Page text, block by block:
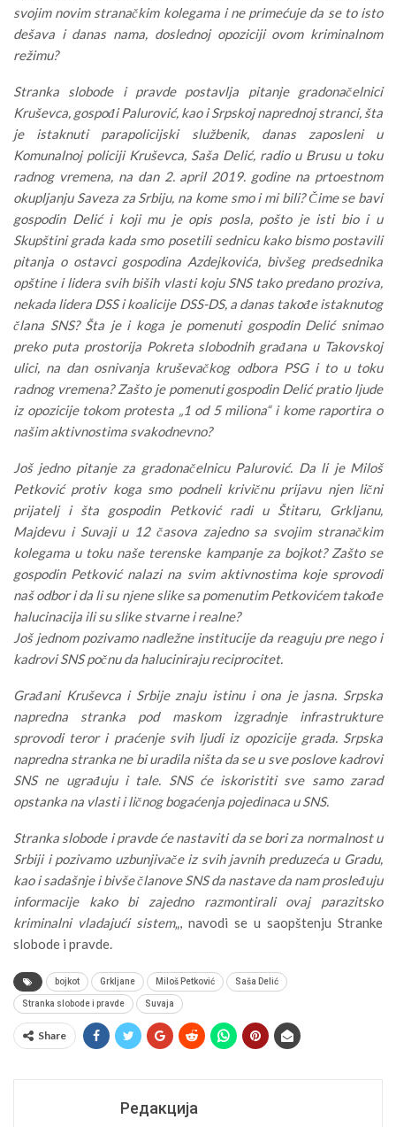
svojim novim stranačkim kolegama i ne primećuje da se to isto
dešava i danas nama, doslednoj opoziciji ovom kriminalnom
režimu?
Stranka slobode i pravde postavlja pitanje gradonačelnici
Kruševca, gospođi Palurović, kao i Srpskoj naprednoj stranci, šta
je istaknuti parapolicijski službenik, danas zaposleni u
Komunalnoj policiji Kruševca, Saša Delić, radio u Brusu u toku
radnog vremena, na dan 2. april 2019. godine na prtoestnom
okupljanju Saveza za Srbiju, na kome smo i mi bili? Čime se bavi
gospodin Delić i koji mu je opis posla, pošto je isti bio i u
Skupštini grada kada smo posetili sednicu kako bismo postavili
pitanja o ostavci gospodina Azdejkovića, bivšeg predsednika
opštine i lidera svih biših vlasti koju SNS tako predano proziva,
nekada lidera DSS i koalicije DSS-DS, a danas takođe istaknutog
člana SNS? Šta je i koga je pomenuti gospodin Delić snimao
preko puta prostorija Pokreta slobodnih građana u Takovskoj
ulici, na dan osnivanja kruševačkog odbora PSG i to u toku
radnog vremena? Zašto je pomenuti gospodin Delić pratio ljude
iz opozicije tokom protesta „1 od 5 miliona“ i kome raportira o
našim aktivnostima svakodnevno?
Još jedno pitanje za gradonačelnicu Palurović. Da li je Miloš
Petković protiv koga smo podneli krivičnu prijavu njen lični
prijatelj i šta gospodin Petković radi u Štitaru, Grkljanu,
Majdevu i Suvaji u 12 časova zajedno sa svojim stranačkim
kolegama u toku naše terenske kampanje za bojkot? Zašto se
gospodin Petković nalazi na svim aktivnostima koje sprovodi
naš odbor i da li su njene slike sa pomenutim Petkovićem takođe
halucinacija ili su slike stvarne i realne?
Još jednom pozivamo nadležne institucije da reaguju pre nego i
kadrovi SNS počnu da haluciniraju reciprocitet.
Građani Kruševca i Srbije znaju istinu i ona je jasna. Srpska
napredna stranka pod maskom izgradnje infrastrukture
sprovodi teror i praćenje svih ljudi iz opozicije grada. Srpska
napredna stranka ne bi uradila ništa da se u sve poslove kadrovi
SNS ne ugrađuju i tale. SNS će iskoristiti sve samo zarad
opstanka na vlasti i ličnog bogaćenja pojedinaca u SNS.
Stranka slobode i pravde će nastaviti da se bori za normalnost u
Srbiji i pozivamo uzbunjivače iz svih javnih preduzeća u Gradu,
kao i sadašnje i bivše članove SNS da nastave da nam prosleđuju
informacije kako bi zajedno razmontirali ovaj parazitsko
kriminalni vladajući sistem„, navodi se u saopštenju Stranke
slobode i pravde.
bojkot Grkljane Miloš Petković Saša Delić
Stranka slobode i pravde Suvaja
Share
Редакција